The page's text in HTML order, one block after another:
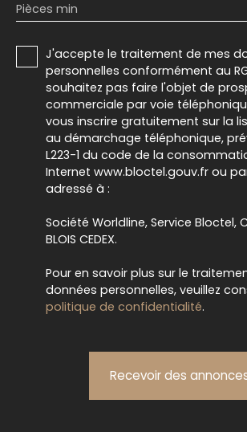
Pièces min
J'accepte le traitement de mes
personnelles conformément au
souhaitez pas faire l'objet de
commerciale par voie
vous inscrire gratuitement sur la
au démarchage téléphonique,
L223-1 du code de la
Internet www.bloctel.gouv.fr ou
adressé à :
Société Worldline, Service Bloctel, CS
BLOIS CEDEX.
Pour en savoir plus sur le
données personnelles, veuillez
politique de confidentialité.
Recevoir des